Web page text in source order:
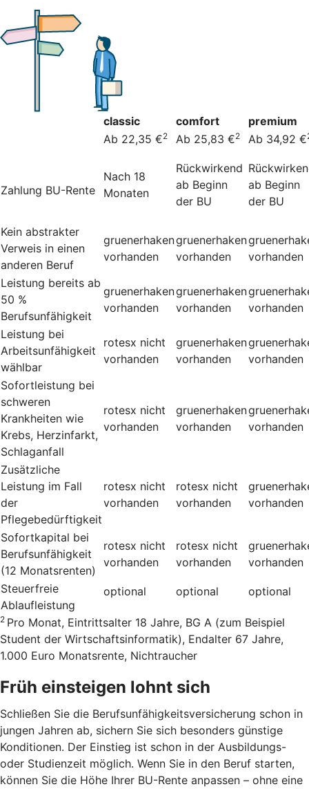
classic comfort
premium
Ab 22,35 €2 Ab 25,83 €2 Ab 34,92 €
Zahlung BU-Rente
Nach 18
Monaten
Rückwirkend
ab Beginn
der BU
ab Beginn
der BU
Kein abstrakter
Verweis in einen
anderen Beruf
gruenerhaken
vorhanden
gruenerhaken
vorhanden
vorhanden
Leistung bereits ab
50 %
Berufsunfähigkeit
gruenerhaken
vorhanden
gruenerhaken
vorhanden
vorhanden
Leistung bei
Arbeitsunfähigkeit
wählbar
rotesx nicht
vorhanden
gruenerhaken
vorhanden
vorhanden
Sofortleistung bei
schweren
Krankheiten wie
Krebs, Herzinfarkt,
Schlaganfall
rotesx nicht
vorhanden
gruenerhaken
vorhanden
vorhanden
Zusätzliche
Leistung im Fall
der
Pflegebedürftigkeit
rotesx nicht
vorhanden
rotesx nicht
vorhanden
vorhanden
Sofortkapital bei
Berufsunfähigkeit
(12 Monatsrenten)
rotesx nicht
vorhanden
rotesx nicht
vorhanden
vorhanden
Steuerfreie
Ablaufleistung
optional optional optional
2 Pro Monat, Eintrittsalter 18 Jahre, BG A (zum Beispiel
Student der Wirtschaftsinformatik), Endalter 67 Jahre,
1.000 Euro Monatsrente, Nichtraucher
Früh einsteigen lohnt sich
Schließen Sie die Berufsunfähigkeitsversicherung schon in
jungen Jahren ab, sichern Sie sich besonders günstige
Konditionen. Der Einstieg ist schon in der Ausbildungs-
oder Studienzeit möglich. Wenn Sie in den Beruf starten,
können Sie die Höhe Ihrer BU-Rente anpassen – ohne eine